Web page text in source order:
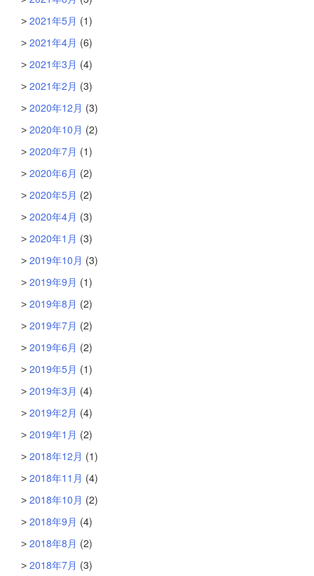
2021年5月 (1)
2021年4月 (6)
2021年3月 (4)
2021年2月 (3)
2020年12月 (3)
2020年10月 (2)
2020年7月 (1)
2020年6月 (2)
2020年5月 (2)
2020年4月 (3)
2020年1月 (3)
2019年10月 (3)
2019年9月 (1)
2019年8月 (2)
2019年7月 (2)
2019年6月 (2)
2019年5月 (1)
2019年3月 (4)
2019年2月 (4)
2019年1月 (2)
2018年12月 (1)
2018年11月 (4)
2018年10月 (2)
2018年9月 (4)
2018年8月 (2)
2018年7月 (3)